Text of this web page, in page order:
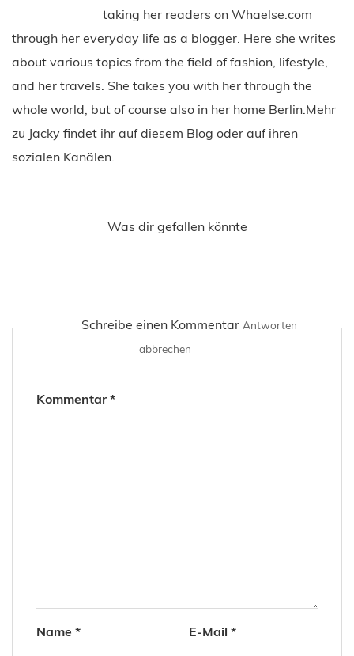
taking her readers on Whaelse.com
through her everyday life as a blogger. Here she writes
about various topics from the field of fashion, lifestyle,
and her travels. She takes you with her through the
whole world, but of course also in her home Berlin.Mehr
zu Jacky findet ihr auf diesem Blog oder auf ihren
sozialen Kanälen.
Was dir gefallen könnte
Schreibe einen Kommentar Antworten
abbrechen
Kommentar*
Name * E-Mail *